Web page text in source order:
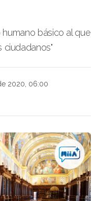
básico al que
2020, 06:00